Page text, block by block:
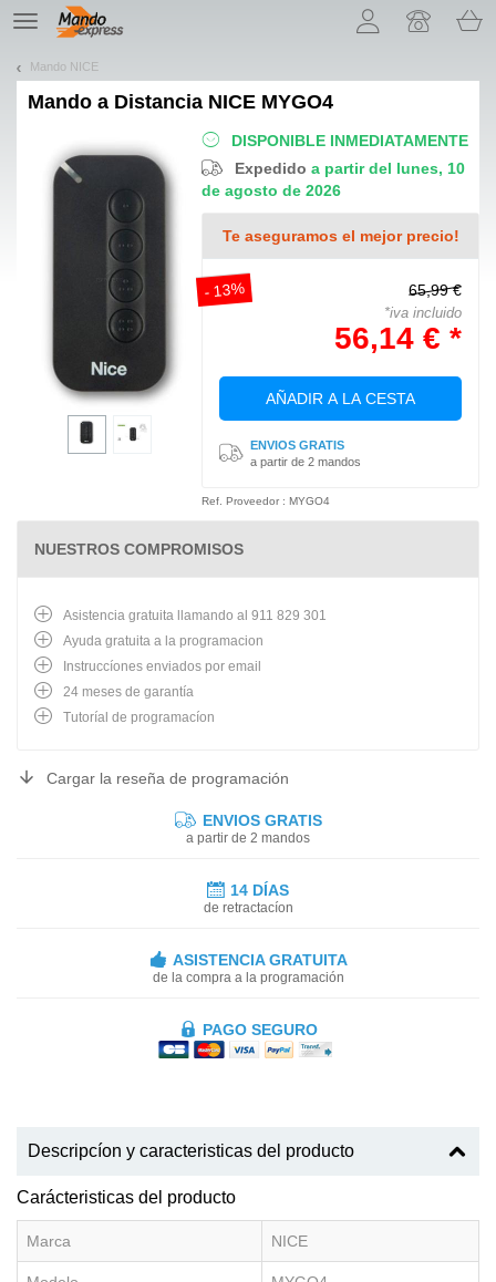
TE
navigation
Mando NICE
Mando a Distancia NICE MYGO4
DISPONIBLE INMEDIATAMENTE
Expedidoa partir del lunes, 10
de agosto de 2026
Te aseguramos el mejor precio!
- 13% 65,99 €
*iva incluido
56,14 € *
AÑADIR A LA CESTA
ENVIOS GRATIS
a partir de 2 mandos
Ref. Proveedor : MYGO4
NUESTROS COMPROMISOS
Asistencia gratuita llamando al 911 829 301
Ayuda gratuita a la programacion
Instruccíones enviados por email
24 meses de garantía
Tutoríal de programacíon
Cargar la reseña de programación
ENVIOS GRATIS
a partir de 2 mandos
14 DÍAS
de retractacíon
ASISTENCIA GRATUITA
de la compra a la programación
PAGO SEGURO
Descripcíon y caracteristicas del producto
Carácteristicas del producto
Marca NICE
¡Permítenos presentarte nuestras cookies!